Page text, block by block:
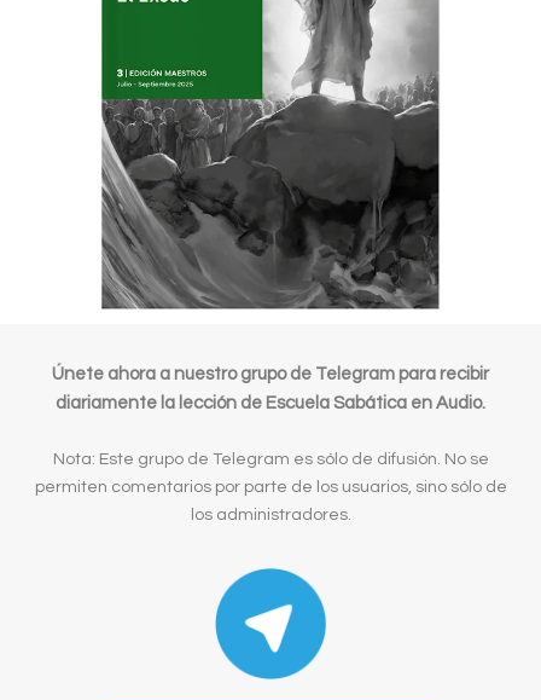
Únete ahora a nuestro grupo de Telegram para recibir
diariamente la lección de Escuela Sabática en Audio.
Nota: Este grupo de Telegram es sólo de difusión. No se
permiten comentarios por parte de los usuarios, sino sólo de
los administradores.